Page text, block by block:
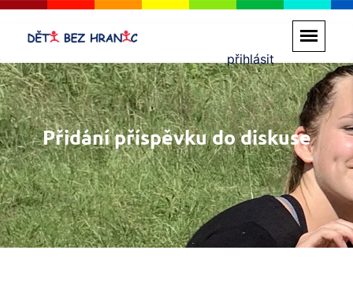
přihlásit
Přidání příspěvku do diskuse